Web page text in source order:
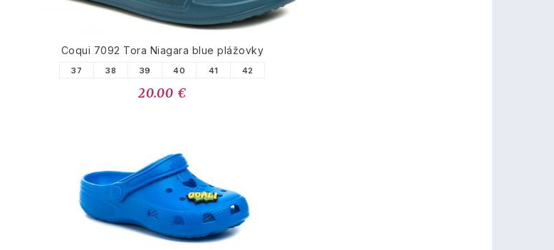
Coqui 7092 Tora Niagara blue plážovky
37 38 39 40 41 42
20.00 €